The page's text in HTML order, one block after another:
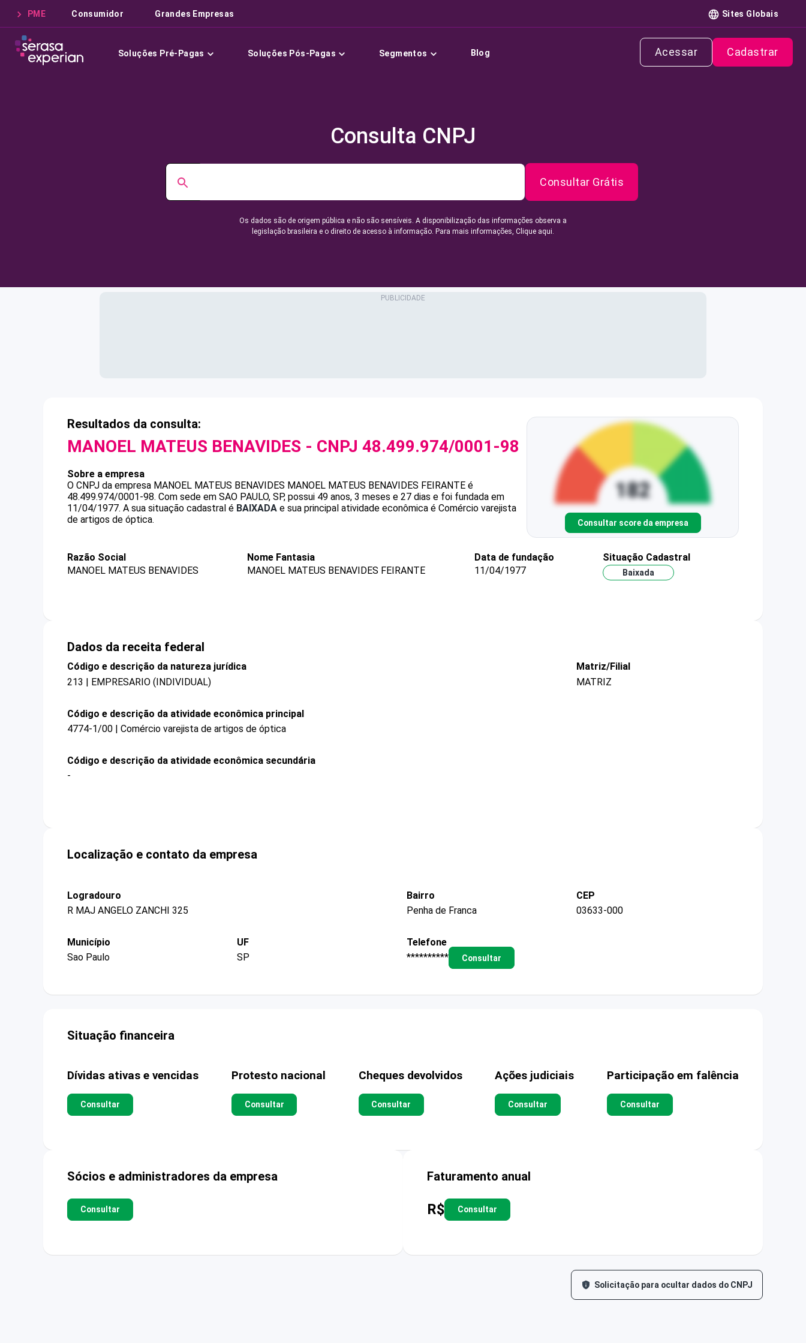
PME Consumidor Grandes Empresas Sites Globais
Soluções Pré-Pagas Soluções Pós-Pagas Segmentos Blog Acessar Cadastrar
Consulta CNPJ
Consultar Grátis
Os dados são de origem pública e não são sensíveis. A disponibilização das informações observa a
legislação brasileira e o direito de acesso à informação. Para mais informações, Clique aqui.
Resultados da consulta:
MANOEL MATEUS BENAVIDES - CNPJ 48.499.974/0001-98
Sobre a empresa
O CNPJ da empresa MANOEL MATEUS BENAVIDES MANOEL MATEUS BENAVIDES FEIRANTE é
48.499.974/0001-98. Com sede em SAO PAULO, SP, possui 49 anos, 3 meses e 27 dias e foi fundada em
11/04/1977. A sua situação cadastral é BAIXADA e sua principal atividade econômica é Comércio varejista
de artigos de óptica.
Consultar score da empresa
Razão Social
MANOEL MATEUS BENAVIDES
Nome Fantasia
MANOEL MATEUS BENAVIDES FEIRANTE
Data de fundação
11/04/1977
Situação Cadastral
Baixada
Dados da receita federal
Código e descrição da natureza jurídica
213 | EMPRESARIO (INDIVIDUAL)
Matriz/Filial
MATRIZ
Código e descrição da atividade econômica principal
4774-1/00 | Comércio varejista de artigos de óptica
Código e descrição da atividade econômica secundária
-
Localização e contato da empresa
Logradouro
R MAJ ANGELO ZANCHI 325
Bairro
Penha de Franca
CEP
03633-000
Município
Sao Paulo
UF
SP
Telefone
**********
Consultar
Situação financeira
Dívidas ativas e vencidas
Consultar
Protesto nacional
Consultar
Cheques devolvidos
Consultar
Ações judiciais
Consultar
Participação em falência
Consultar
Sócios e administradores da empresa
Consultar
Faturamento anual
R$ Consultar
Solicitação para ocultar dados do CNPJ